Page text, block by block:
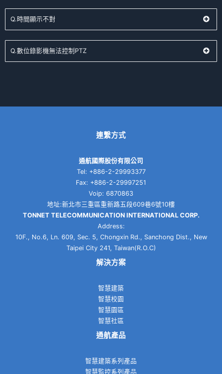
Q.時間顯示不對
Q.數位錄影機無法控制PTZ
連繫方式
通航國際股份有限公司
Tel: +886-2-29993377
Fax: +886-2-29997251
Voip: 6870863
地址:新北市三重區重新路五段609巷6號10樓
TONNET TELECOMMUNICATION INTERNATIONAL CORP.
Address:
10F., No.6, Ln. 609, Sec. 5, Chongxin Rd., Sanchong Dist., New
Taipei City 241, Taiwan(R.O.C)
解決方案
智慧建築
智慧校園
智慧園區
智慧社區
通航產品
智慧建築系列產品
智慧監控系列產品